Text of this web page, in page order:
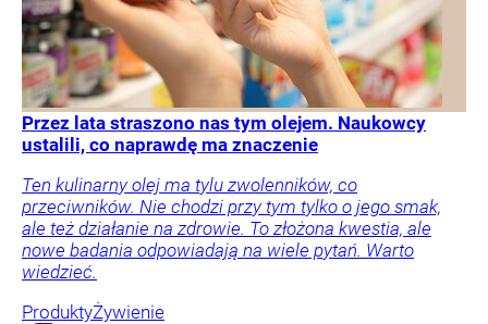
Przez lata straszono nas tym olejem. Naukowcy
ustalili, co naprawdę ma znaczenie
Ten kulinarny olej ma tylu zwolenników, co
przeciwników. Nie chodzi przy tym tylko o jego smak,
ale też działanie na zdrowie. To złożona kwestia, ale
nowe badania odpowiadają na wiele pytań. Warto
wiedzieć.
ProduktyŻywienie